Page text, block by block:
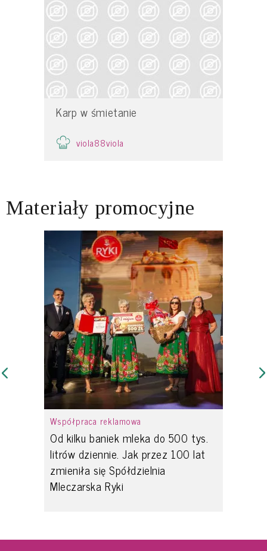
Karp w śmietanie
viola88viola
Materiały promocyjne
Współpraca reklamowa
Od kilku baniek mleka do 500 tys.
litrów dziennie. Jak przez 100 lat
zmieniła się Spółdzielnia
Mleczarska Ryki